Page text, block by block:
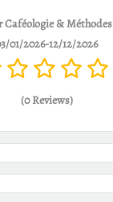
&
01/2026-12/12/2026
(0 Reviews)